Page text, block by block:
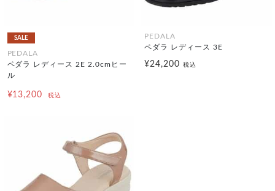
SALE
PEDALA
ペダラ レディース 2E 2.0cmヒー
ル
¥13,200 税込
PEDALA
ペダラ レディース 3E
¥24,200 税込